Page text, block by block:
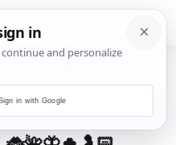
in with Google